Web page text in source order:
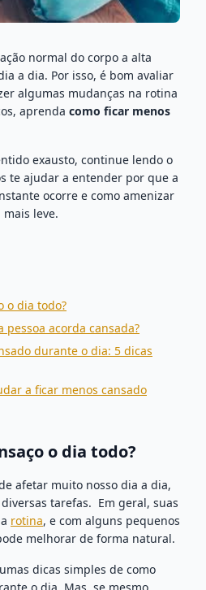
normal do corpo a alta
a dia. Por isso, é bom avaliar
algumas mudanças na rotina
aprenda como ficar menos
exausto, continue lendo o
te ajudar a entender por que a
ocorre e como amenizar
leve.
o dia todo?
acorda cansada?
durante o dia: 5 dicas
a ficar menos cansado
o dia todo?
afetar muito nosso dia a dia,
tarefas. Em geral, suas
rotina, e com alguns pequenos
melhorar de forma natural.
dicas simples de como